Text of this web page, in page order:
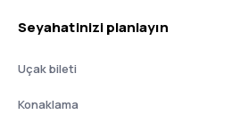
Seyahatinizi planlayın
Uçak bileti
Konaklama